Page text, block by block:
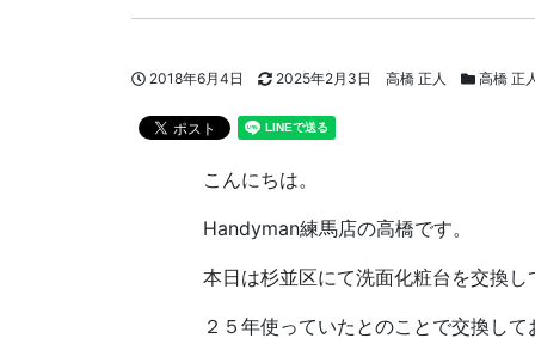
投稿日
2018年6月4日 更新日
2025年2月3日 著者
高橋 正人 スタッフ
高橋 正
こんにちは。
Handyman練馬店の高橋です。
本日は杉並区にて洗面化粧台を交換し
２５年使っていたとのことで交換して